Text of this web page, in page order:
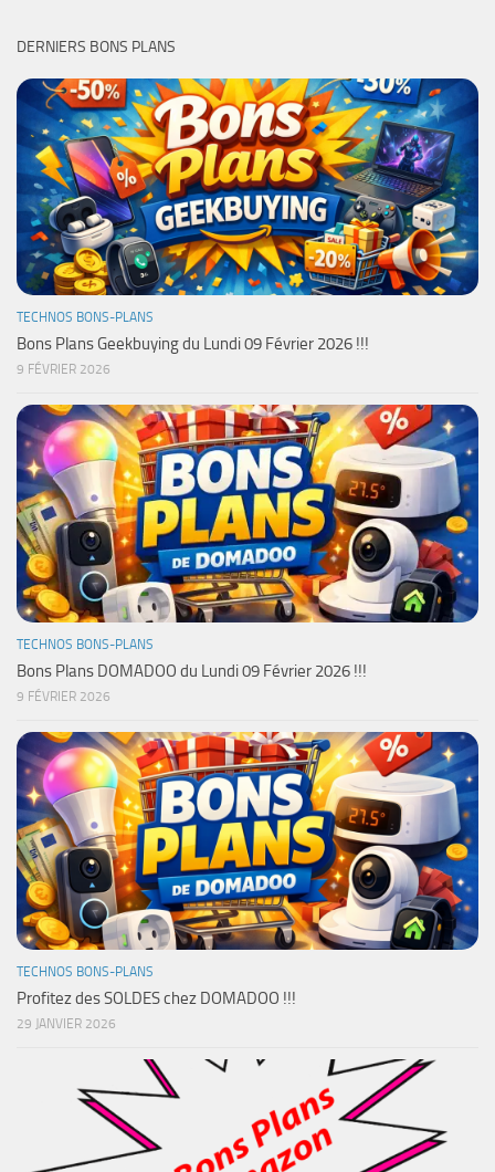
DERNIERS BONS PLANS
TECHNOS BONS-PLANS
Bons Plans Geekbuying du Lundi 09 Février 2026 !!!
9 FÉVRIER 2026
TECHNOS BONS-PLANS
Bons Plans DOMADOO du Lundi 09 Février 2026 !!!
9 FÉVRIER 2026
TECHNOS BONS-PLANS
Profitez des SOLDES chez DOMADOO !!!
29 JANVIER 2026